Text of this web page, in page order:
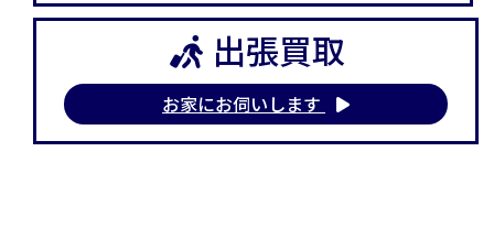
出張買取
お家にお伺いします